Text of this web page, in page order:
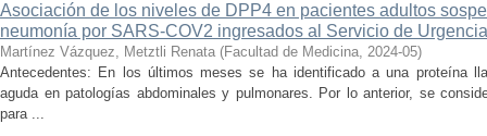
Asociación de los niveles de DPP4 en pacientes adultos
neumonía por SARS-COV2 ingresados al Servicio de
Martínez Vázquez, Metztli Renata (Facultad de Medicina, 2024-05)
Antecedentes: En los últimos meses se ha identificado a una proteína
aguda en patologías abdominales y pulmonares. Por lo anterior, se
para ...